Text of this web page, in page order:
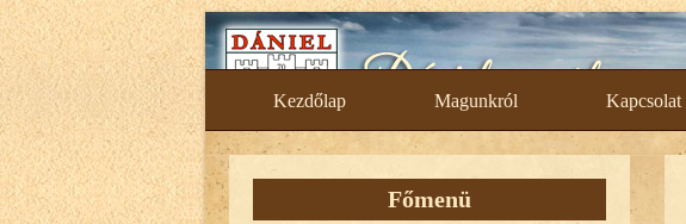
Skip
to
content
Kezdőlap Magunkról Kapcsolat
Főmenü